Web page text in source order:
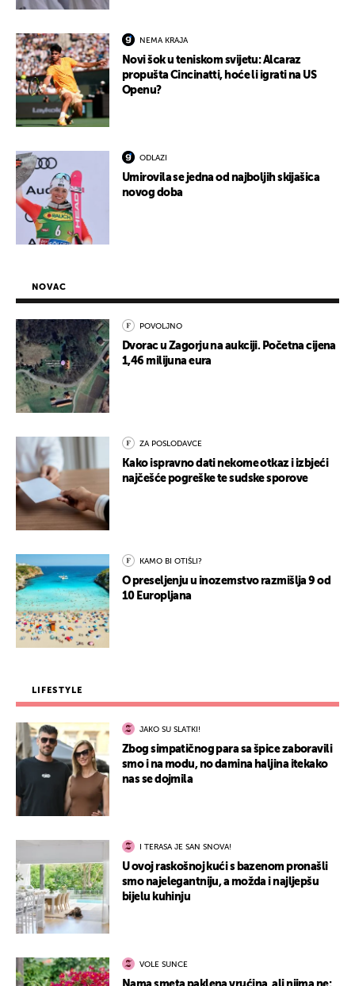
NEMA KRAJA
Novi šok u teniskom svijetu: Alcaraz
propušta Cincinatti, hoće li igrati na US
Openu?
ODLAZI
Umirovila se jedna od najboljih skijašica
novog doba
NOVAC
POVOLJNO
Dvorac u Zagorju na aukciji. Početna cijena
1,46 milijuna eura
ZA POSLODAVCE
Kako ispravno dati nekome otkaz i izbjeći
najčešće pogreške te sudske sporove
KAMO BI OTIŠLI?
O preseljenju u inozemstvo razmišlja 9 od
10 Europljana
LIFESTYLE
JAKO SU SLATKI!
Zbog simpatičnog para sa špice zaboravili
smo i na modu, no damina haljina itekako
nas se dojmila
I TERASA JE SAN SNOVA!
U ovoj raskošnoj kući s bazenom pronašli
smo najelegantniju, a možda i najljepšu
bijelu kuhinju
VOLE SUNCE